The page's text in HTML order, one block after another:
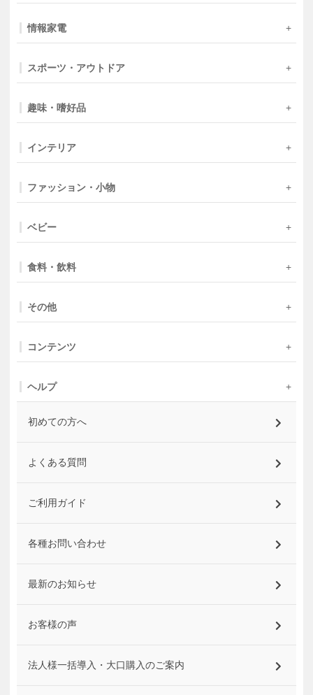
情報家電
スポーツ・アウトドア
趣味・嗜好品
インテリア
ファッション・小物
ベビー
食料・飲料
その他
コンテンツ
ヘルプ
初めての方へ
よくある質問
ご利用ガイド
各種お問い合わせ
最新のお知らせ
お客様の声
法人様一括導入・大口購入のご案内